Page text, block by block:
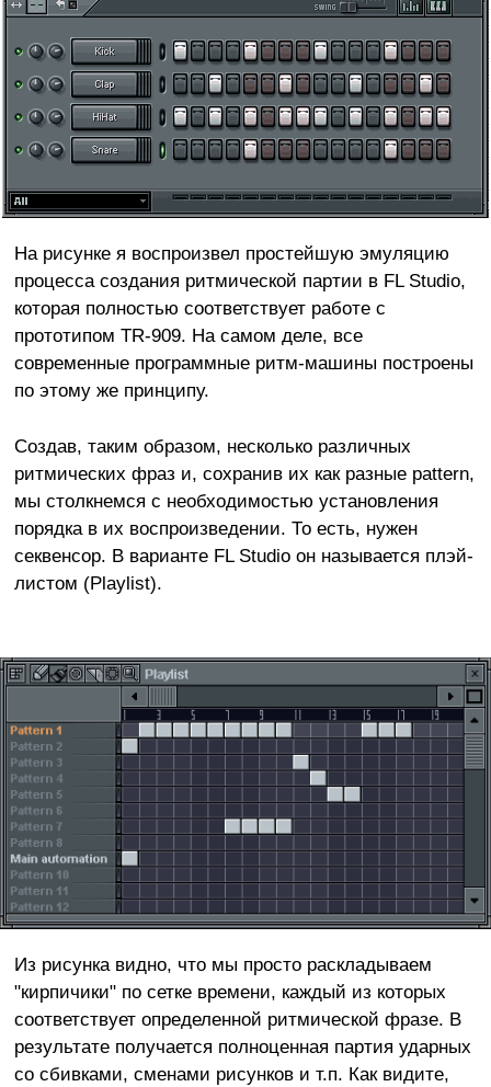
На рисунке я воспроизвел простейшую эмуляцию
процесса создания ритмической партии в FL Studio,
которая полностью соответствует работе с
прототипом TR-909. На самом деле, все
современные программные ритм-машины построены
по этому же принципу.
Создав, таким образом, несколько различных
ритмических фраз и, сохранив их как разные pattern,
мы столкнемся с необходимостью установления
порядка в их воспроизведении. То есть, нужен
секвенсор. В варианте FL Studio он называется плэй-
листом (Playlist).
Из рисунка видно, что мы просто раскладываем
"кирпичики" по сетке времени, каждый из которых
соответствует определенной ритмической фразе. В
результате получается полноценная партия ударных
со сбивками, сменами рисунков и т.п. Как видите,